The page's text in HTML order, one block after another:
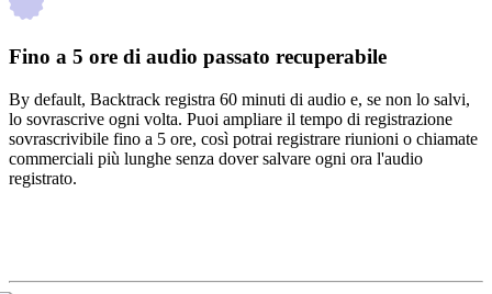
Fino a 5 ore di audio passato recuperabile
By default, Backtrack registra 60 minuti di audio e, se non lo salvi,
lo sovrascrive ogni volta. Puoi ampliare il tempo di registrazione
sovrascrivibile fino a 5 ore, così potrai registrare riunioni o chiamate
commerciali più lunghe senza dover salvare ogni ora l'audio
registrato.